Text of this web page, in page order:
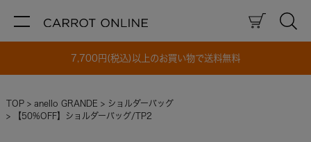
7,700円(税込)以上のお買い物で送料無料
TOP anello GRANDE
ショルダーバッグ
【50%OFF】ショルダーバッグ/TP2